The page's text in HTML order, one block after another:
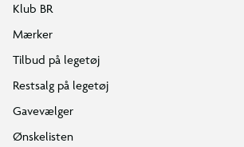
Klub BR
Mærker
Tilbud på legetøj
Restsalg på legetøj
Gavevælger
Ønskelisten